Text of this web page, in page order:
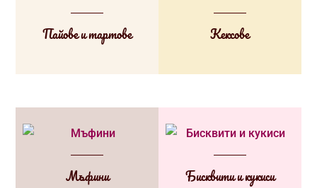
Пайове и тартове Кексове
Мъфини Бисквити и кукиси